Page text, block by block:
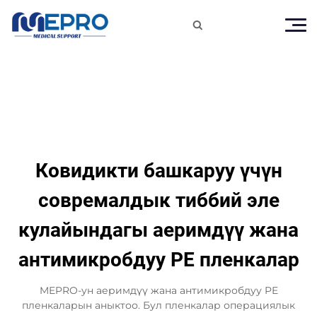

Ковидикти башкаруу үчүн
совремалдык тиббий эле
кулайындагы аеримдүү жана
антимикробдуу PE пленкалар
MEPRO-ун аеримдүү жана антимикробдуу PE
пленкаларын аныктоо. Бул пленкалар операциялык